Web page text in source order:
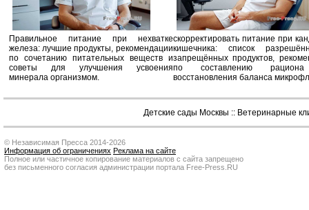
Правильное питание при нехватке
железа: лучшие продукты, рекомендации
по сочетанию питательных веществ и
советы для улучшения усвоения
минерала организмом.
скорректировать питание при
кишечника: список
запрещённых продуктов,
по составлению
восстановления баланса
Детские сады Москвы :: Ветеринарные
© Независимая Пресса 2014-2026
Информация об ограничениях Реклама на сайте
Полное или частичное копирование материалов с сайта запрещено
без письменного согласия администрации портала Free-Press.RU